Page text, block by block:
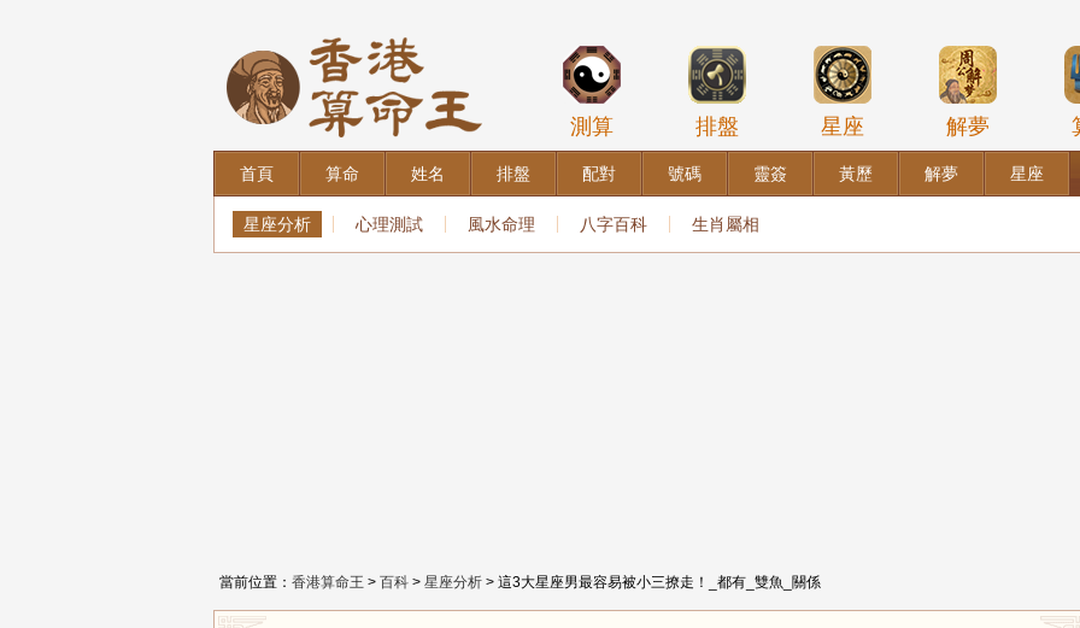
測算 排盤 星座 解夢
首頁 算命 姓名 排盤 配對 號碼 靈簽 黃歷 解夢 星座
星座分析 心理測試 風水命理 八字百科 生肖屬相
當前位置： 香港算命王 > 百科 > 星座分析 > 這3大星座男最容易被小三撩走！_都有_雙魚_關係